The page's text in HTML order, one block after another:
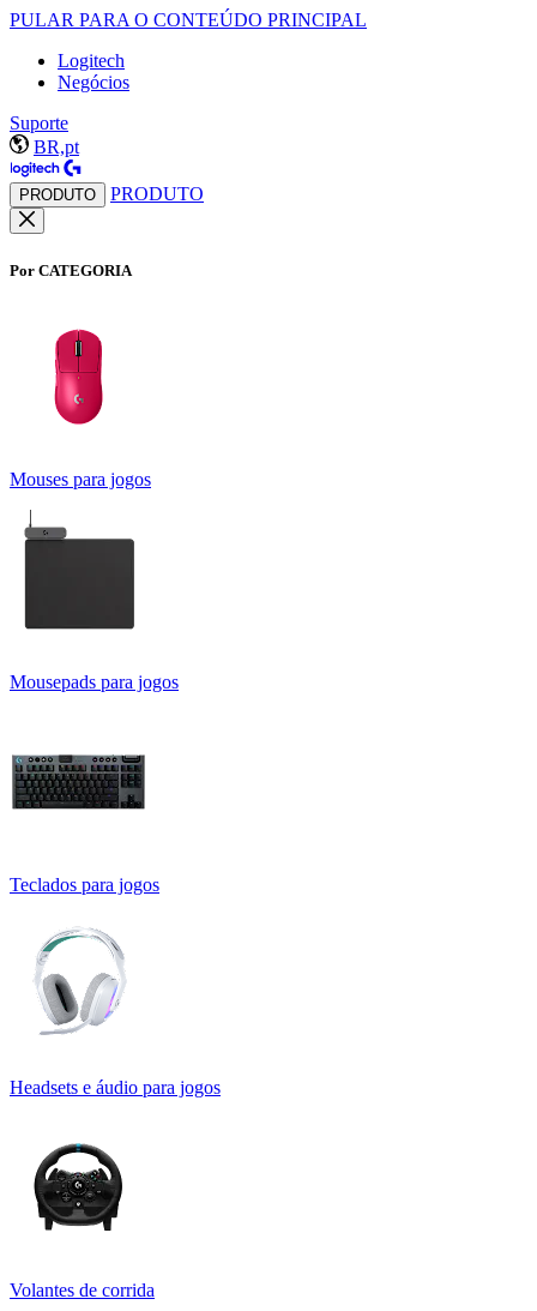
PULAR PARA O CONTEÚDO PRINCIPAL
Logitech
Negócios
Suporte
BR,pt
PRODUTO PRODUTO
Por CATEGORIA
Mouses para jogos
Mousepads para jogos
Teclados para jogos
Headsets e áudio para jogos
Volantes de corrida